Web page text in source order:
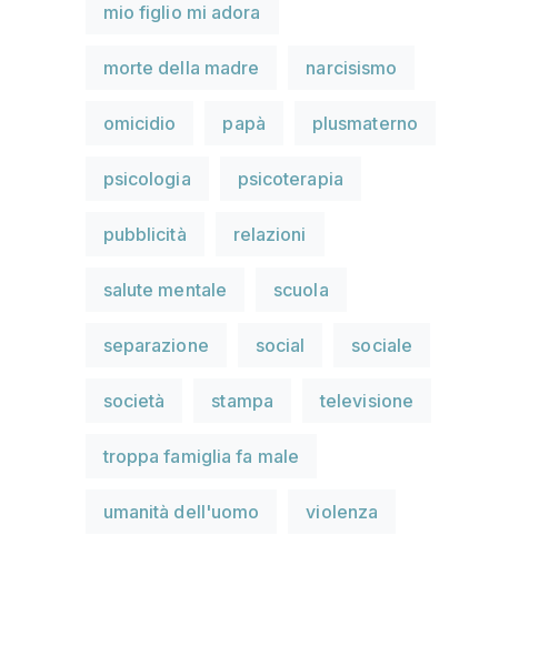
mio figlio mi adora
morte della madre narcisismo
omicidio papà plusmaterno
psicologia psicoterapia
pubblicità relazioni
salute mentale scuola
separazione social sociale
società stampa televisione
troppa famiglia fa male
umanità dell'uomo violenza